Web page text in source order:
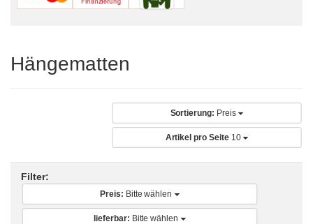
Hängematten
Sortierung: Preis
Artikel pro Seite 10
Filter:
Preis: Bitte wählen
lieferbar: Bitte wählen